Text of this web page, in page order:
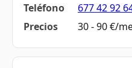
Teléfono
677 42 92
Precios
30 - 90 €/